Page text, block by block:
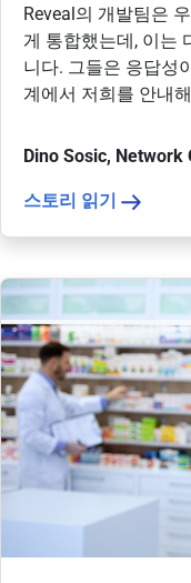
Reveal의 개발팀은
게 통합했는데, 이는
니다. 그들은 응답성
계에서 저희를 안내
Dino Sosic,
스토리 읽기